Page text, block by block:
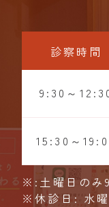
診察時間
9:30～
15:30～
※:土曜日のみ
※休診日: 水